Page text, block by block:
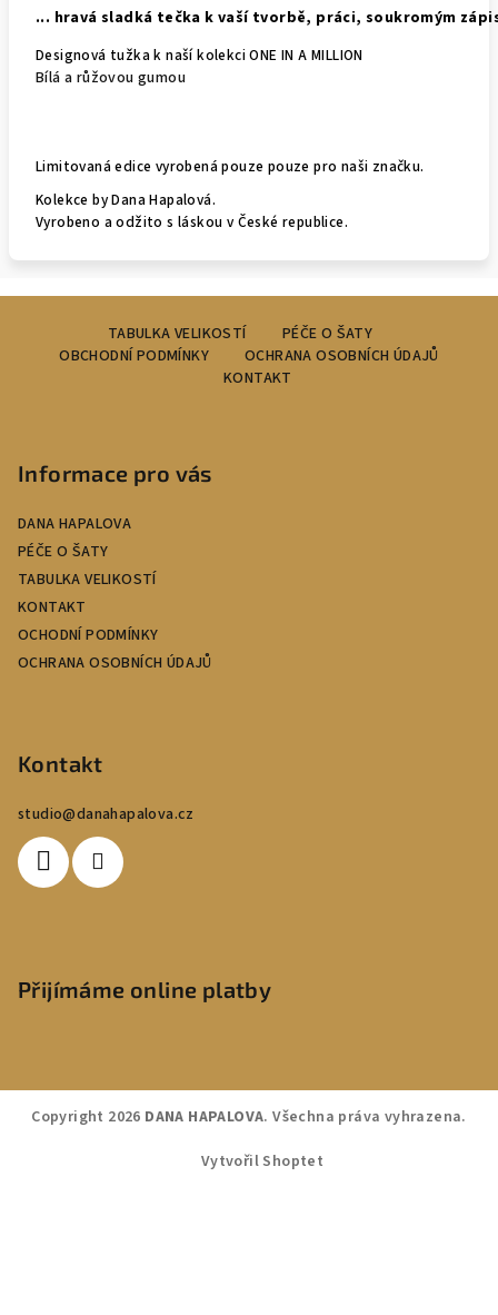
... hravá sladká tečka k vaší tvorbě, práci, soukromým
Designová tužka k naší kolekci ONE IN A MILLION
Bílá a růžovou gumou
Limitovaná edice vyrobená pouze pouze pro naši značku.
Kolekce by Dana Hapalová.
Vyrobeno a odžito s láskou v České republice.
TABULKA VELIKOSTÍ
PÉČE O ŠATY
OBCHODNÍ PODMÍNKY
OCHRANA OSOBNÍCH ÚDAJŮ
KONTAKT
Informace pro vás
DANA HAPALOVA
PÉČE O ŠATY
TABULKA VELIKOSTÍ
KONTAKT
OCHODNÍ PODMÍNKY
OCHRANA OSOBNÍCH ÚDAJŮ
Kontakt
studio@danahapalova.cz
Přijímáme online platby
Copyright 2026 DANA HAPALOVA. Všechna práva vyhrazena.
Vytvořil Shoptet